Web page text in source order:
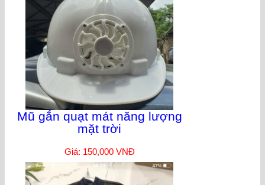
Mũ gắn quạt mát năng lượng
mặt trời
Giá: 150,000 VNĐ